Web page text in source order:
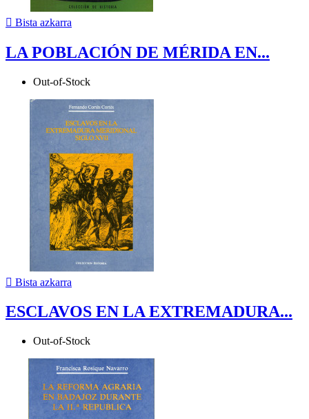
 Bista azkarra
LA POBLACIÓN DE MÉRIDA EN...
Out-of-Stock
 Bista azkarra
ESCLAVOS EN LA EXTREMADURA...
Out-of-Stock